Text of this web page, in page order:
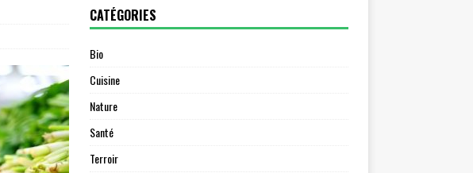
CATÉGORIES
Bio
Cuisine
Nature
Santé
Terroir